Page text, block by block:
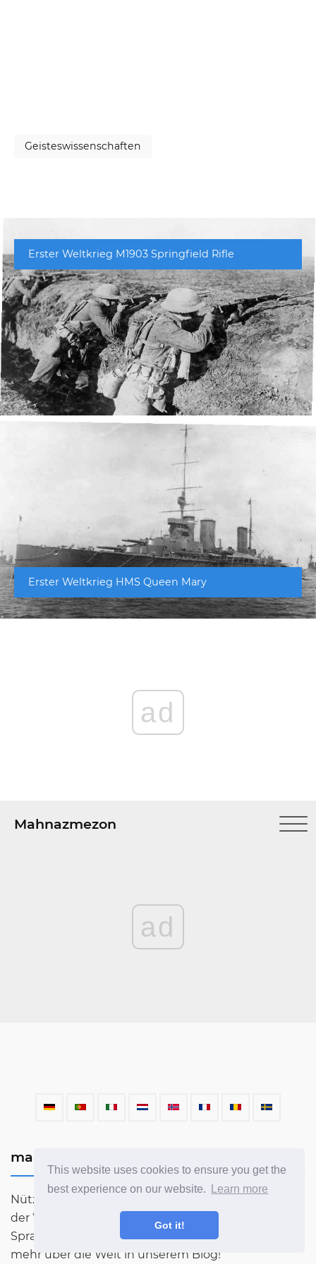
This website uses cookies to ensure you get the
best experience on our website.
Learn more
Got it!
Geisteswissenschaften
Erster Weltkrieg M1903 Springfield Rifle
Erster Weltkrieg HMS Queen Mary
ad
Mahnazmezon
ad
mahnazmezon.com
Nützliche Informationen zu allen Wissenschaften
der Welt. Chemie, Mathematik, Physik, Astronomie,
Sprachen, Literatur und vieles mehr. Erfahren Sie
mehr über die Welt in unserem Blog!